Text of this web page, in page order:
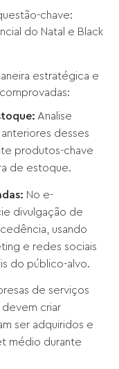
chave:
do Natal e Black
estratégica e
Analise
desses
produtos-chave
de estoque.
No e-
divulgação de
usando
e redes sociais
do público-alvo.
de serviços
criar
ser adquiridos e
médio durante